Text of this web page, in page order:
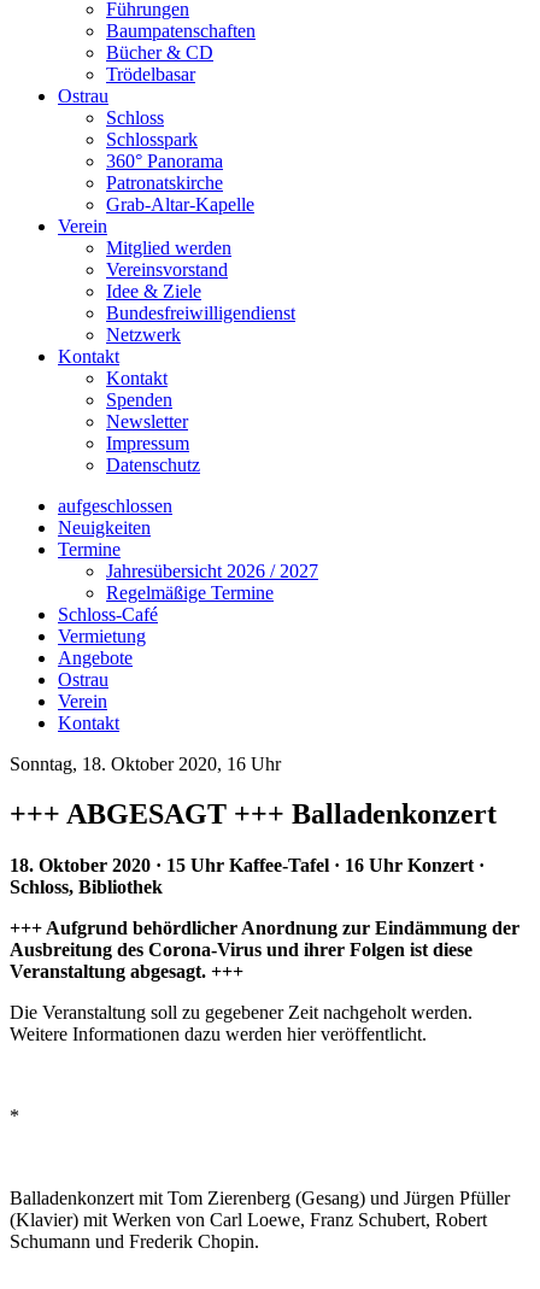
Führungen
Baumpatenschaften
Bücher & CD
Trödelbasar
Ostrau
Schloss
Schlosspark
360° Panorama
Patronatskirche
Grab-Altar-Kapelle
Verein
Mitglied werden
Vereinsvorstand
Idee & Ziele
Bundesfreiwilligendienst
Netzwerk
Kontakt
Kontakt
Spenden
Newsletter
Impressum
Datenschutz
aufgeschlossen
Neuigkeiten
Termine
Jahresübersicht 2026 / 2027
Regelmäßige Termine
Schloss-Café
Vermietung
Angebote
Ostrau
Verein
Kontakt
Sonntag, 18. Oktober 2020, 16 Uhr
+++ ABGESAGT +++ Balladenkonzert
18. Oktober 2020 · 15 Uhr Kaffee-Tafel · 16 Uhr Konzert ·
Schloss, Bibliothek
+++ Aufgrund behördlicher Anordnung zur Eindämmung der
Ausbreitung des Corona-Virus und ihrer Folgen ist diese
Veranstaltung abgesagt. +++
Die Veranstaltung soll zu gegebener Zeit nachgeholt werden.
Weitere Informationen dazu werden hier veröffentlicht.
*
Balladenkonzert mit Tom Zierenberg (Gesang) und Jürgen Pfüller
(Klavier) mit Werken von Carl Loewe, Franz Schubert, Robert
Schumann und Frederik Chopin.